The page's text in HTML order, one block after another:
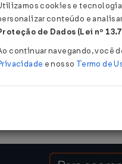
2007
a Política Nacional de
cookies e
conteúdo e
de Dados (Lei nº
continuar navegando, você
e nosso Termo de